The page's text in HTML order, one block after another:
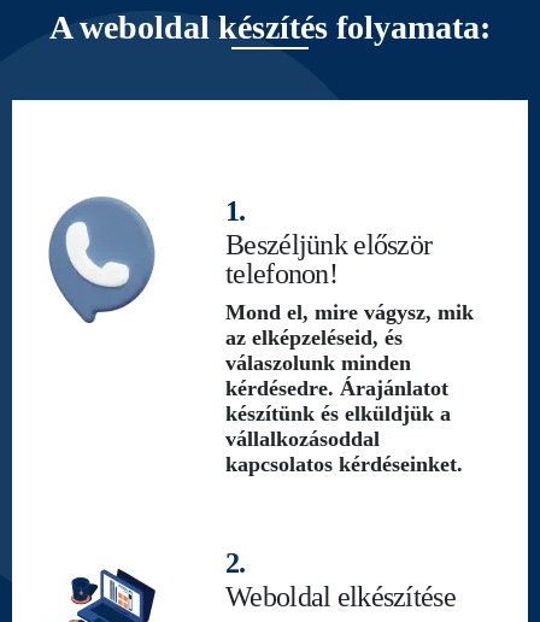
A weboldal készítés folyamata:
1.
Beszéljünk először
telefonon!
Mond el, mire vágysz, mik
az elképzeléseid, és
válaszolunk minden
kérdésedre. Árajánlatot
készítünk és elküldjük a
vállalkozásoddal
kapcsolatos kérdéseinket.
2.
Weboldal elkészítése